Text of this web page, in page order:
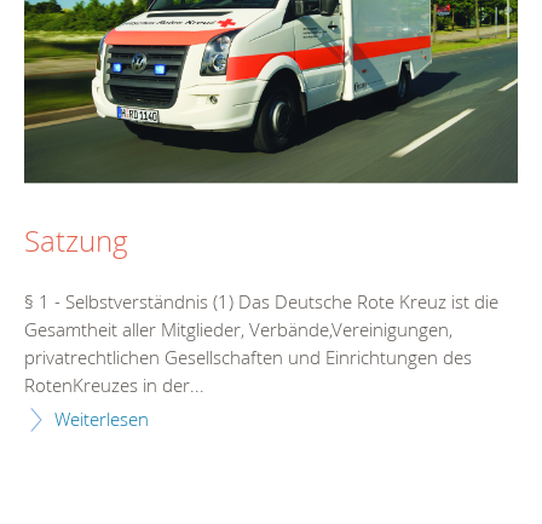
Satzung
§ 1 - Selbstverständnis (1) Das Deutsche Rote Kreuz ist die
Gesamtheit aller Mitglieder, Verbände,Vereinigungen,
privatrechtlichen Gesellschaften und Einrichtungen des
RotenKreuzes in der...
Weiterlesen